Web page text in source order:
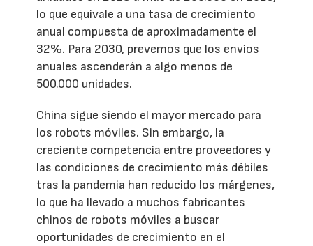
lo que equivale a una tasa de crecimiento
anual compuesta de aproximadamente el
32%. Para 2030, prevemos que los envíos
anuales ascenderán a algo menos de
500.000 unidades.
China sigue siendo el mayor mercado para
los robots móviles. Sin embargo, la
creciente competencia entre proveedores y
las condiciones de crecimiento más débiles
tras la pandemia han reducido los márgenes,
lo que ha llevado a muchos fabricantes
chinos de robots móviles a buscar
oportunidades de crecimiento en el